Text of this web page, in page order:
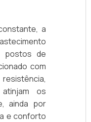
a
postos de
com
os
ainda por
e conforto